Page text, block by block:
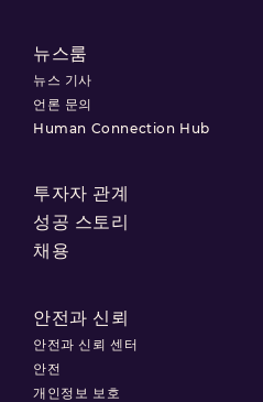
뉴스룸
뉴스 기사
언론 문의
Human Connection Hub
투자자 관계
성공 스토리
채용
안전과 신뢰
안전과 신뢰 센터
안전
개인정보 보호